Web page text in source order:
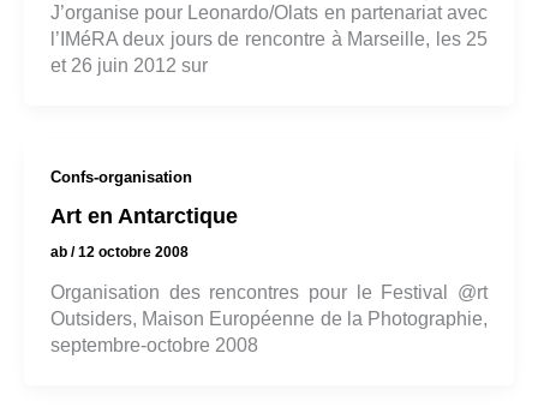
J’organise pour Leonardo/Olats en partenariat avec
l’IMéRA deux jours de rencontre à Marseille, les 25
et 26 juin 2012 sur
Confs-organisation
Art en Antarctique
ab /12 octobre 2008
Organisation des rencontres pour le Festival @rt
Outsiders, Maison Européenne de la Photographie,
septembre-octobre 2008